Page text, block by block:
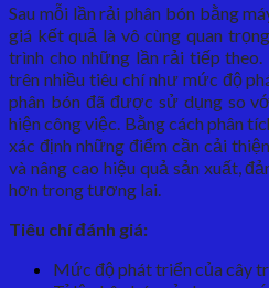
Sau mỗi lần rải phân bón bằng
giá kết quả là vô cùng quan
trình cho những lần rải tiếp
trên nhiều tiêu chí như mức độ
phân bón đã được sử dụng so
hiện công việc. Bằng cách phân
xác định những điểm cần cải
và nâng cao hiệu quả sản xuất,
hơn trong tương lai.
Tiêu chí đánh giá:
Mức độ phát triển của cây